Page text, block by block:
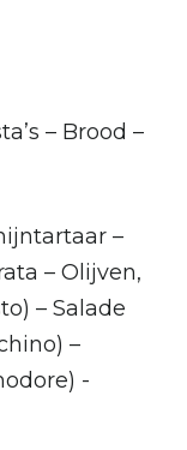
– Brood –
–
– Olijven,
– Salade
–
-